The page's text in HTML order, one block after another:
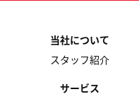
当社について
スタッフ紹介
サービス